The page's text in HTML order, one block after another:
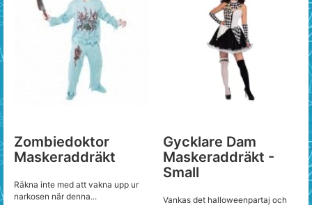
Zombiedoktor
Maskeraddräkt
Räkna inte med att vakna upp ur
narkosen när denna...
Gycklare Dam
Maskeraddräkt -
Small
Vankas det halloweenpartaj och